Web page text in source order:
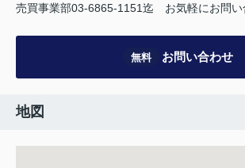
売買事業部03-6865-1151迄 お気軽にお問い
無料 お問い合わせ
地図